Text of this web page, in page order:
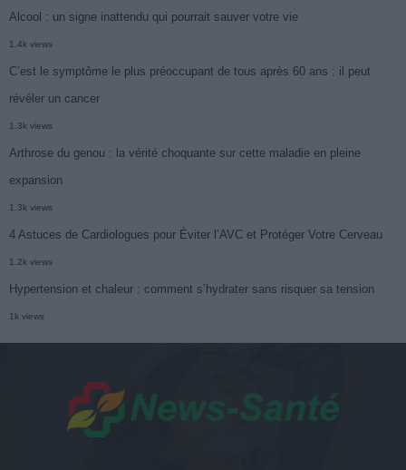
Alcool : un signe inattendu qui pourrait sauver votre vie
1.4k views
C’est le symptôme le plus préoccupant de tous après 60 ans : il peut
révéler un cancer
1.3k views
Arthrose du genou : la vérité choquante sur cette maladie en pleine
expansion
1.3k views
4 Astuces de Cardiologues pour Éviter l’AVC et Protéger Votre Cerveau
1.2k views
Hypertension et chaleur : comment s’hydrater sans risquer sa tension
1k views